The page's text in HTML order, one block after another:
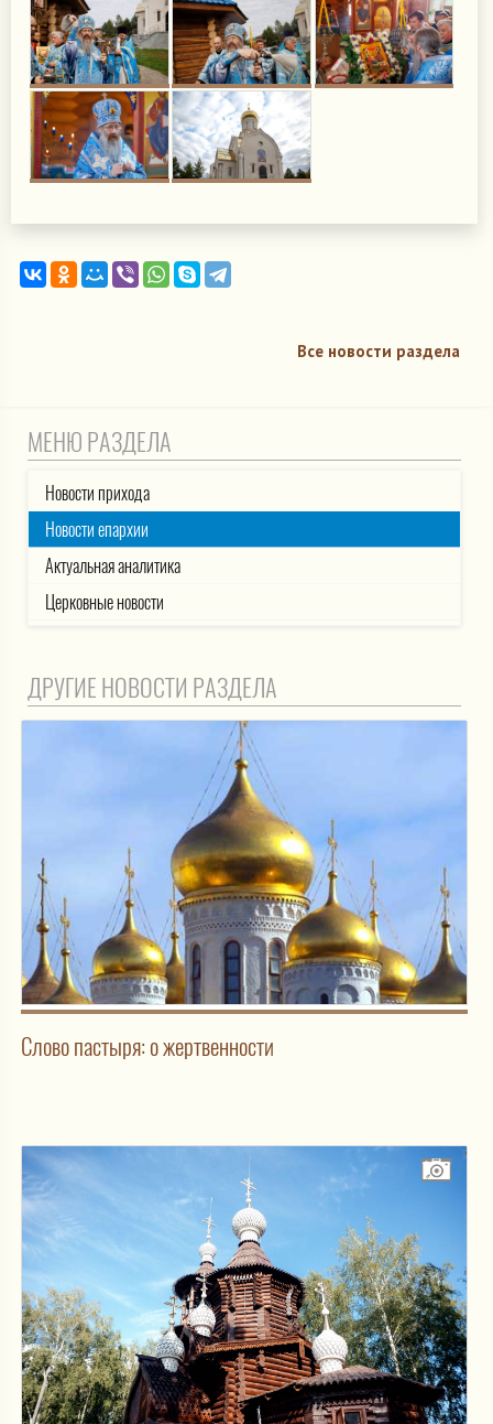
Все новости раздела
МЕНЮ РАЗДЕЛА
Новости прихода
Новости епархии
Актуальная аналитика
Церковные новости
ДРУГИЕ НОВОСТИ РАЗДЕЛА
Слово пастыря: о жертвенности